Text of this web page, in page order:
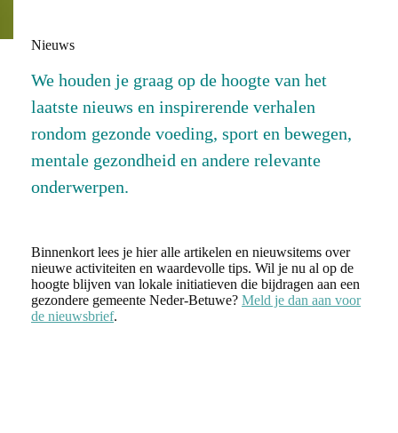
Nieuws
We houden je graag op de hoogte van het
laatste nieuws en inspirerende verhalen
rondom gezonde voeding, sport en bewegen,
mentale gezondheid en andere relevante
onderwerpen.
Binnenkort lees je hier alle artikelen en nieuwsitems over
nieuwe activiteiten en waardevolle tips. Wil je nu al op de
hoogte blijven van lokale initiatieven die bijdragen aan een
gezondere gemeente Neder-Betuwe? Meld je dan aan voor
de nieuwsbrief.